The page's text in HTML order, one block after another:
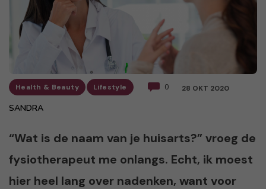
Health & Beauty Lifestyle 0 28 OKT 2020
SANDRA
“Wat is de naam van je huisarts?” vroeg de
fysiotherapeut me onlangs. Echt, ik moest
hier heel lang over nadenken, want voor